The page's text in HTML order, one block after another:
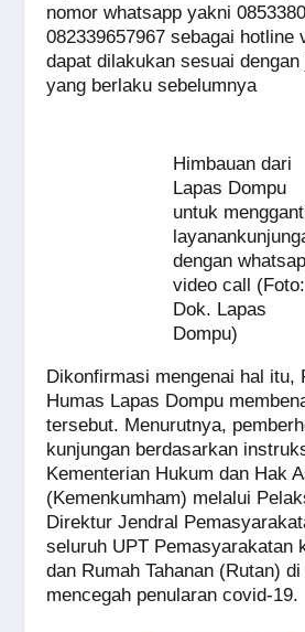
nomor whatsapp yakni
082339657967 sebagai hotline
dapat dilakukan sesuai
yang berlaku sebelumnya
Himbauan dari
Lapas Dompu
untuk
dengan
video call (Foto:
Dok. Lapas
Dompu)
Dikonfirmasi mengenai hal itu,
Humas Lapas Dompu
tersebut. Menurutnya,
kunjungan berdasarkan
Kementerian Hukum dan Hak
(Kemenkumham) melalui
Direktur Jendral
seluruh UPT Pemasyarakatan
dan Rumah Tahanan (Rutan)
mencegah penularan covid-19.